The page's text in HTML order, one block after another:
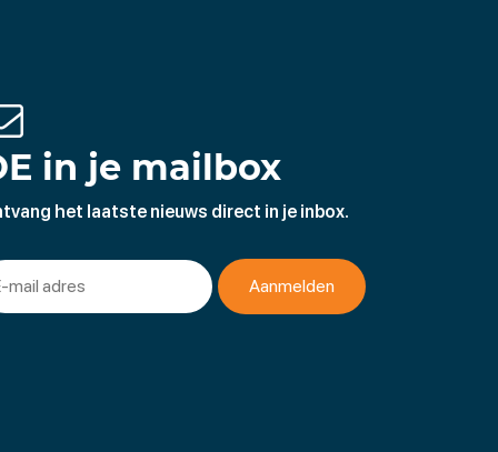
in je mailbox
het laatste nieuws direct in je inbox.